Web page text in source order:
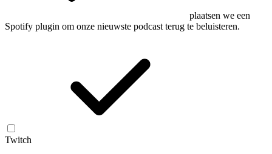
plaatsen we een
Spotify plugin om onze nieuwste podcast terug te beluisteren.
Twitch